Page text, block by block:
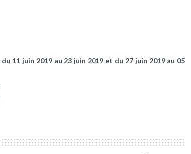
du 11 juin 2019 au 23 juin 2019 et du 27 juin 2019 au 05